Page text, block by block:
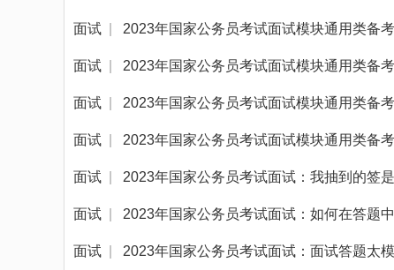
面试 2023年国家公务员考试面试模块通用类备
面试 2023年国家公务员考试面试模块通用类备
面试 2023年国家公务员考试面试模块通用类备
面试 2023年国家公务员考试面试模块通用类备
面试 2023年国家公务员考试面试：我抽到的签
面试 2023年国家公务员考试面试：如何在答题
面试 2023年国家公务员考试面试：面试答题太